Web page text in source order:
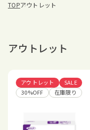
TOPアウトレット
アウトレット
アウトレット
SALE
30%OFF
在庫限り